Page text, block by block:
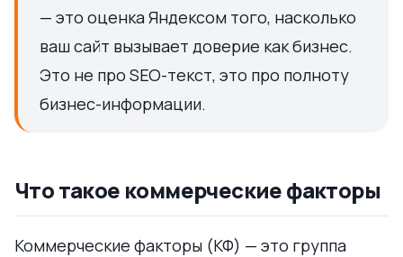
— это оценка Яндексом того, насколько
ваш сайт вызывает доверие как бизнес.
Это не про SEO-текст, это про полноту
бизнес-информации.
Что такое коммерческие факторы
Коммерческие факторы (КФ) — это группа